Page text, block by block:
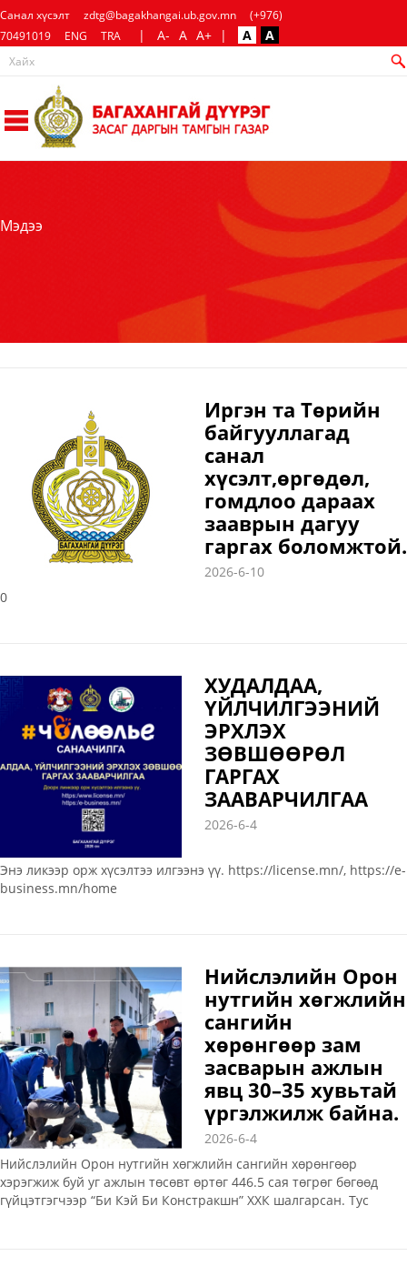
Санал хүсэлт zdtg@bagakhangai.ub.gov.mn
(+976)
70491019
ENG TRA | A- A A+ | A A
Мэдээ
Иргэн та Төрийн
байгууллагад
санал
хүсэлт,өргөдөл,
гомдлоо дараах
зааврын дагуу
гаргах боломжтой.
2026-6-10
0
ХУДАЛДАА,
ҮЙЛЧИЛГЭЭНИЙ
ЭРХЛЭХ
ЗӨВШӨӨРӨЛ
ГАРГАХ
ЗААВАРЧИЛГАА
2026-6-4
Энэ ликээр орж хүсэлтээ илгээнэ үү. https://license.mn/, https://e-
business.mn/home
Нийслэлийн Орон
нутгийн хөгжлийн
сангийн
хөрөнгөөр зам
засварын ажлын
явц 30–35 хувьтай
үргэлжилж байна.
2026-6-4
Нийслэлийн Орон нутгийн хөгжлийн сангийн хөрөнгөөр
хэрэгжиж буй уг ажлын төсөвт өртөг 446.5 сая төгрөг бөгөөд
гүйцэтгэгчээр “Би Кэй Би Констракшн” ХХК шалгарсан. Тус